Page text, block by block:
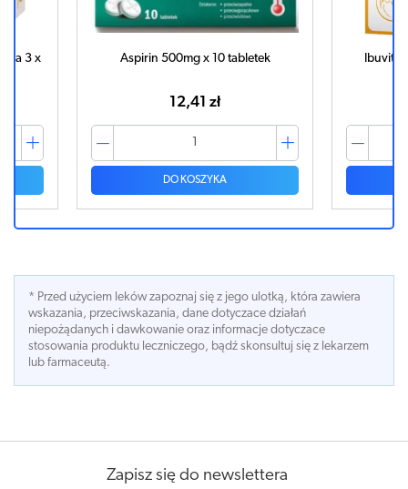
3 x Aspirin 500mg x 10 tabletek
12,41 zł
DO KOSZYKA
Ibuvit
* Przed użyciem leków zapoznaj się z jego ulotką, która zawiera
wskazania, przeciwskazania, dane dotyczace działań
niepożądanych i dawkowanie oraz informacje dotyczace
stosowania produktu leczniczego, bądź skonsultuj się z lekarzem
lub farmaceutą.
Zapisz się do newslettera